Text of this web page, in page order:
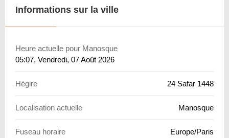
Informations sur la ville
Heure actuelle pour Manosque
05:07, Vendredi, 07 Août 2026
Hégire 24 Safar 1448
Localisation actuelle Manosque
Fuseau horaire Europe/Paris